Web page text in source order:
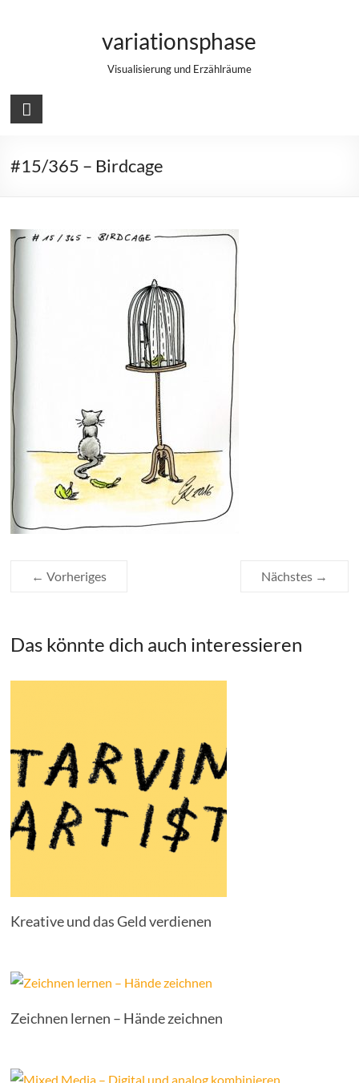
variationsphase
Visualisierung und Erzählräume
#15/365 – Birdcage
← Vorheriges Nächstes →
Das könnte dich auch interessieren
Kreative und das Geld verdienen
Zeichnen lernen – Hände zeichnen